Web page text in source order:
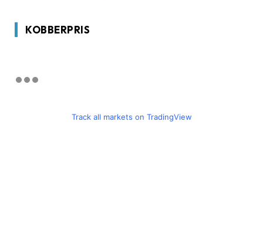
KOBBERPRIS
Track all markets on TradingView